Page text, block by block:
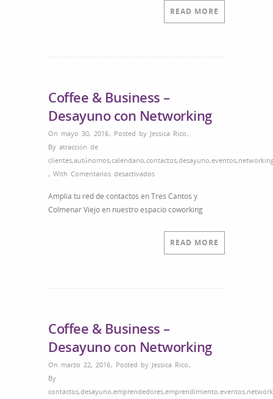
READ MORE
Coffee & Business –
Desayuno con Networking
On mayo 30, 2016, Posted by Jessica Rico,
By atracción de
clientes,autónomos,calendario,contactos,desayuno,eventos,
, With Comentarios desactivadosen
&
Business
Desayuno
con
Amplia tu red de contactos en Tres Cantos y
Colmenar Viejo en nuestro espacio coworking
READ MORE
Coffee & Business –
Desayuno con Networking
On marzo 22, 2016, Posted by Jessica Rico,
By
contactos,desayuno,emprendedores,emprendimiento,eventos,